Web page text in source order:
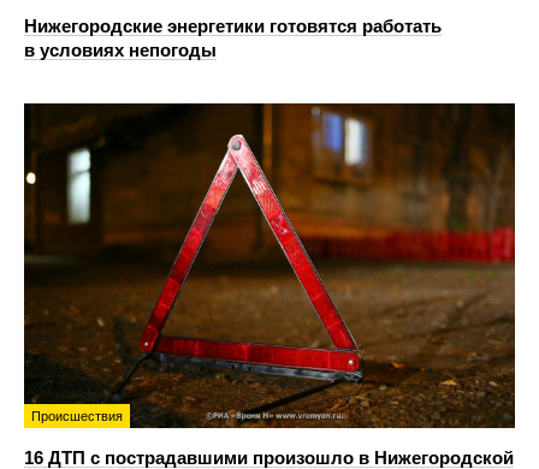
Нижегородские энергетики готовятся работать
в условиях непогоды
Происшествия
16 ДТП с пострадавшими произошло в Нижегородской